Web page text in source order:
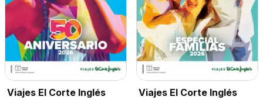
Viajes El Corte Inglés
Viajes El Corte Inglés